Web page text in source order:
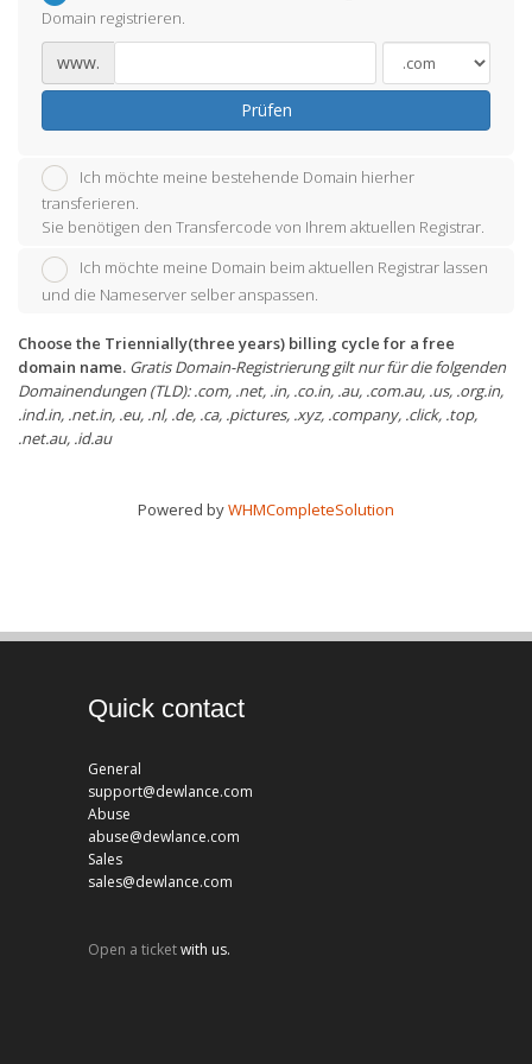
Domain registrieren.
www.
Prüfen
Ich möchte meine bestehende Domain hierher
transferieren.
Sie benötigen den Transfercode von Ihrem aktuellen Registrar.
Ich möchte meine Domain beim aktuellen Registrar lassen
und die Nameserver selber anspassen.
Choose the Triennially(three years) billing cycle for a free
domain name. Gratis Domain-Registrierung gilt nur für die folgenden
Domainendungen (TLD): .com, .net, .in, .co.in, .au, .com.au, .us, .org.in,
.ind.in, .net.in, .eu, .nl, .de, .ca, .pictures, .xyz, .company, .click, .top,
.net.au, .id.au
Powered byWHMCompleteSolution
Quick contact
General
support@dewlance.com
Abuse
abuse@dewlance.com
Sales
sales@dewlance.com
Open a ticketwith us.